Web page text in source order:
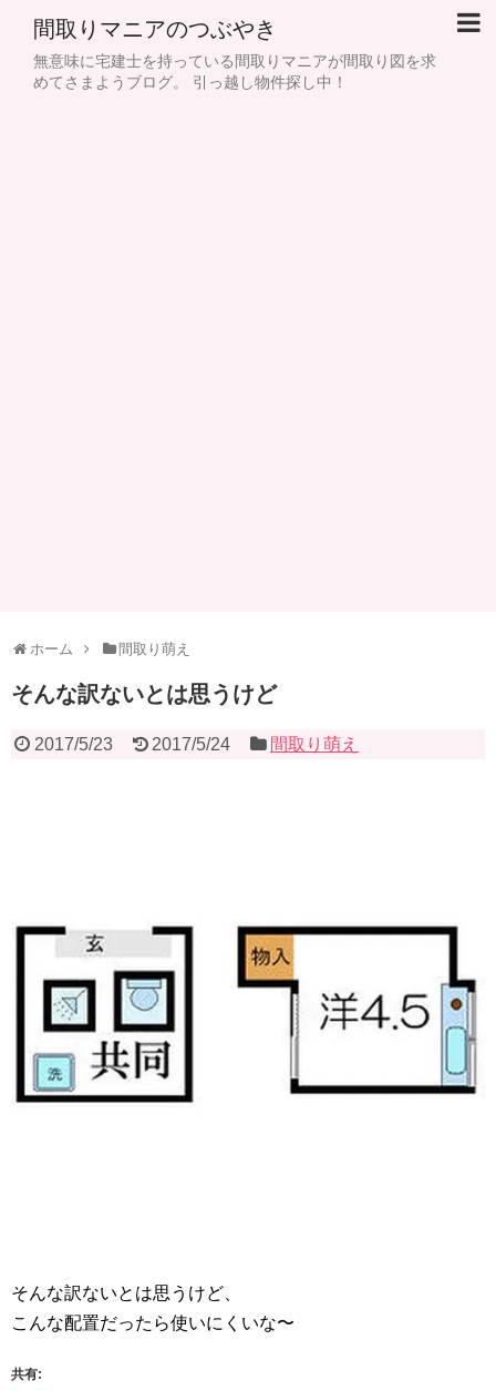
間取りマニアのつぶやき
無意味に宅建士を持っている間取りマニアが間取り図を求
めてさまようブログ。 引っ越し物件探し中！
ホーム 間取り萌え
そんな訳ないとは思うけど
2017/5/23 2017/5/24 間取り萌え
そんな訳ないとは思うけど、
こんな配置だったら使いにくいな〜
共有: